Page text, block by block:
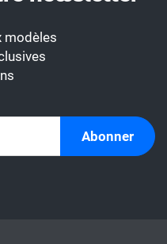
En effet,
déjà tous les coûts
taux de leasing ne
modèles
Abonner